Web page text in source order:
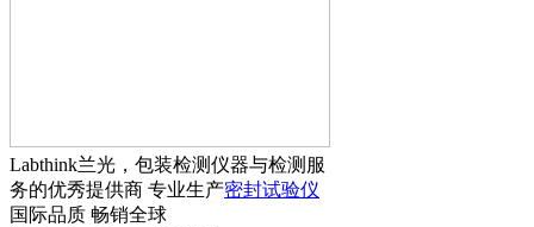
Labthink兰光，包装检测仪器与检测服
务的优秀提供商 专业生产密封试验仪
国际品质 畅销全球